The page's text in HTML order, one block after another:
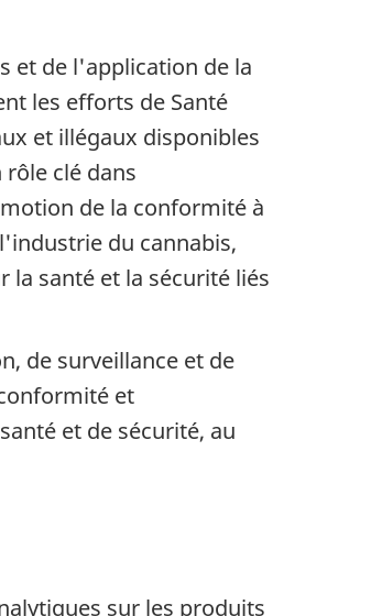
et de l'application de la
les efforts de Santé
et illégaux disponibles
clé dans
de la conformité à
du cannabis,
santé et la sécurité liés
de surveillance et de
et
et de sécurité, au
sur les produits